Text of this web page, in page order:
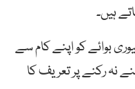
ہیں۔
بوائے کو اپنے کام سے
نہ رکنے پر تعریف کا